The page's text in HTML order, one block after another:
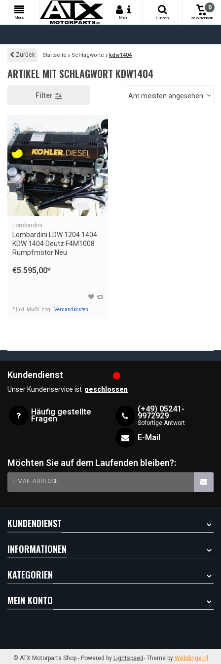
Menu
+
Mehr
Suchen
0
Ihr Warenkorb
Zurück Startseite Schlagworte kdw1404
ARTIKEL MIT SCHLAGWORT KDW1404
Filter Am meisten angesehen
Lombardini
Lombardini LDW 1204 1404
KDW 1404 Deutz F4M1008
Rumpfmotor Neu
€5.595,00*
* Inkl. MwSt. zzgl. Versandkosten
Kundendienst
Unser Kundenservice ist geschlossen
Häufig gestellte
Fragen
(+49) 05241-
9972929
Sofortige Antwort
E-Mail
Möchten Sie auf dem Laufenden bleiben?:
E-MAIL-ADRESSE
KUNDENDIENST
INFORMATIONEN
KATEGORIEN
MEIN KONTO
© ATX Motorparts Shop - Powered by Lightspeed- Theme by Webdinge.nl